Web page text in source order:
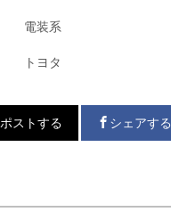
電装系
トヨタ
ポストする シェアする